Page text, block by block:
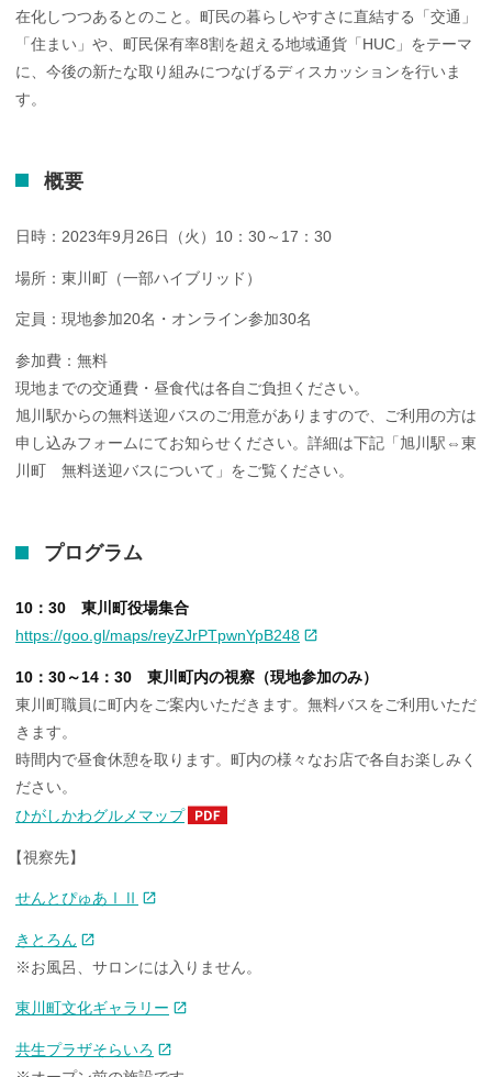
在化しつつあるとのこと。町民の暮らしやすさに直結する「交通 」
「住まい」や、町民保有率8割を超える地域通貨「HUC」をテーマ
に、今後の新たな取り組みにつなげるディスカッションを行いま
す。
概要
日時：2023年9月26日（火）10：30～17：30
場所：東川町（一部ハイブリッド）
定員：現地参加20名・オンライン参加30名
参加費：無料
現地までの交通費・昼食代は各自ご負担ください。
旭川駅からの無料送迎バスのご用意がありますので、ご利用の方は
申し込みフォームにてお知らせください。詳細は下記「旭川駅⇔東
川町 無料送迎バスについて」をご覧ください。
プログラム
10：30 東川町役場集合
https://goo.gl/maps/reyZJrPTpwnYpB248
10：30～14：30 東川町内の視察（現地参加のみ）
東川町職員に町内をご案内いただきます。無料バスをご利用いただ
きます。
時間内で昼食休憩を取ります。町内の様々なお店で各自お楽しみく
ださい。
ひがしかわグルメマップ
【視察先】
せんとぴゅあⅠⅡ
きとろん
※お風呂、サロンには入りません。
東川町文化ギャラリー
共生プラザそらいろ